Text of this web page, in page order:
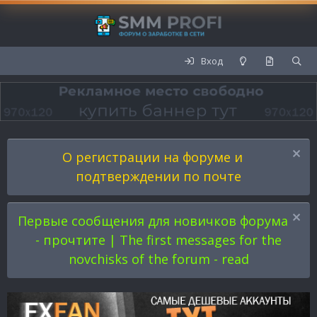
Вход
О регистрации на форуме и
подтверждении по почте
Первые сообщения для новичков форума
- прочтите | The first messages for the
novchisks of the forum - read